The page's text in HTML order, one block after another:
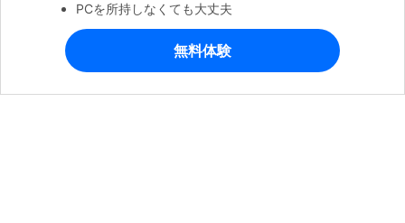
EdrawMaxで続ける
PCを所持しなくても大丈夫
無料体験